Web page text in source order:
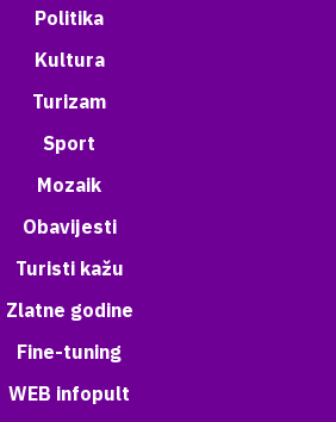
Politika
Kultura
Turizam
Sport
Mozaik
Obavijesti
Turisti kažu
Zlatne godine
Fine-tuning
WEB infopult